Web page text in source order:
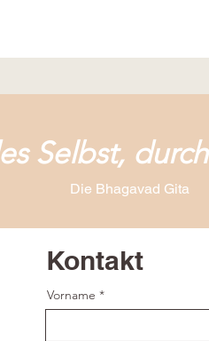
Selbst,
Die Bhagavad Gita
Kontakt
Vorname